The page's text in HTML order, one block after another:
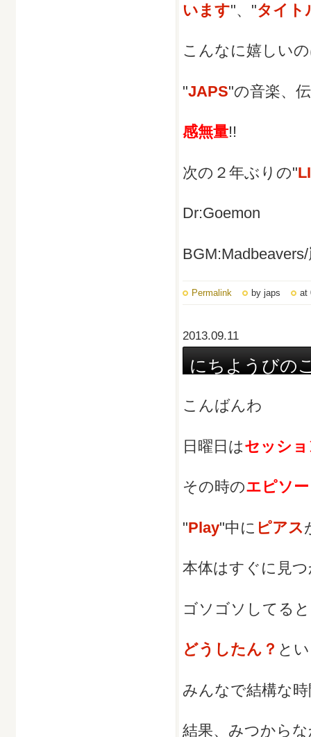
います"、"タイト
こんなに嬉しい
"JAPS"の音楽、
感無量!!
次の２年ぶりの"
Dr:Goemon
Permalink by japs at
2013.09.11
にちようびの
こんばんわ
日曜日はセッシ
その時のエピソ
"Play"中に ピアス
本体はすぐに見
ゴソゴソしてる
どうしたん？ と
みんなで結構な
結果、みつから